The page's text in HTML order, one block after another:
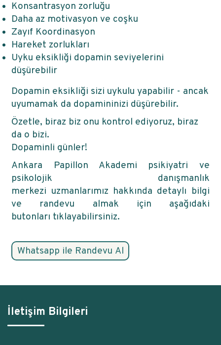
Konsantrasyon zorluğu
Daha az motivasyon ve coşku
Zayıf Koordinasyon
Hareket zorlukları
Uyku eksikliği dopamin seviyelerini
düşürebilir
Dopamin eksikliği sizi uykulu yapabilir - ancak
uyumamak da dopamininizi düşürebilir.
Özetle, biraz biz onu kontrol ediyoruz, biraz
da o bizi.
Dopaminli günler!
Ankara Papillon Akademi psikiyatri ve
psikolojik danışmanlık
merkezi uzmanlarımız hakkında detaylı bilgi
ve randevu almak için aşağıdaki
butonları tıklayabilirsiniz.
İletişim Bilgileri